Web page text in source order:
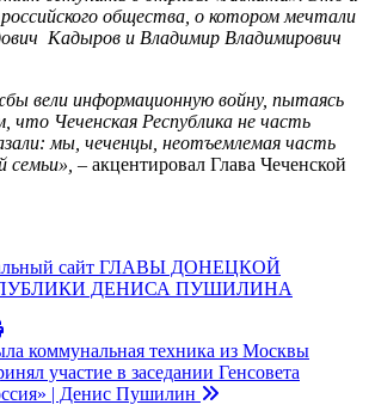
общества, о котором мечтали
Кадыров и Владимир Владимирович
вели информационную войну, пытаясь
что Чеченская Республика не часть
мы, чеченцы, неотъемлемая часть
семьи», – акцентировал Глава Чеченской
сайт ГЛАВЫ ДОНЕЦКОЙ
ДЕНИСА ПУШИЛИНА
коммунальная техника из Москвы
участие в заседании Генсовета
| Денис Пушилин